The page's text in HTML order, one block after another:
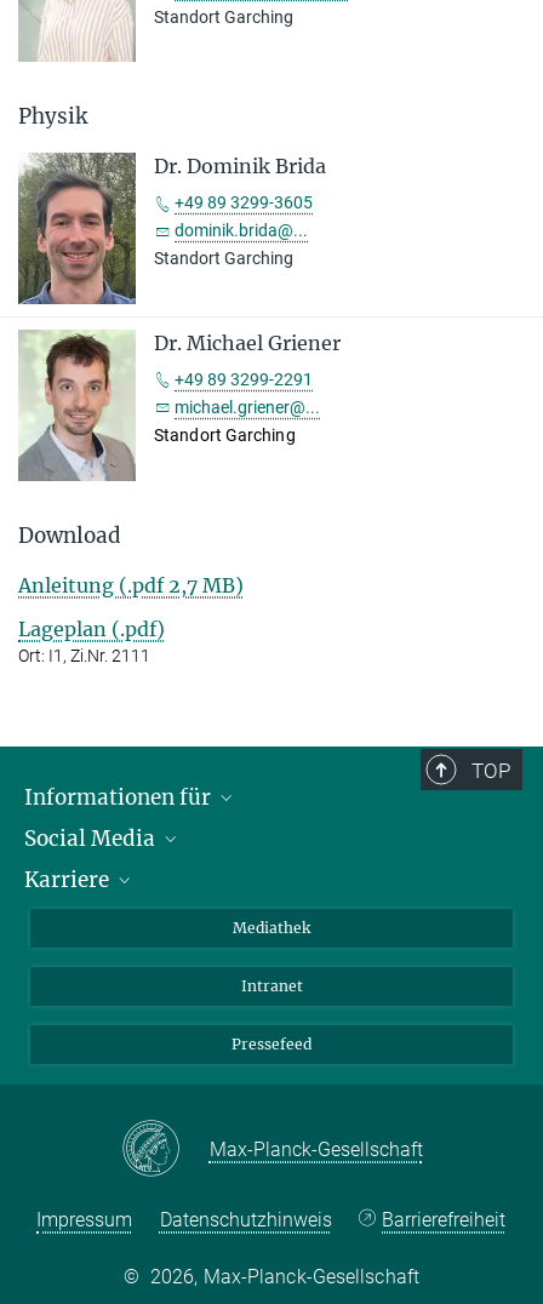
Standort Garching
Physik
Dr. Dominik Brida
+49 89 3299-3605
dominik.brida@...
Standort Garching
Dr. Michael Griener
+49 89 3299-2291
michael.griener@...
Standort Garching
Download
Anleitung (.pdf 2,7 MB)
Lageplan (.pdf)
Ort: I1, Zi.Nr. 2111
TOP
Informationen für
Journalisten
Schule
Social Media
LinkedIn
Karriere
Mediathek
Intranet
Pressefeed
Max-Planck-Gesellschaft
Impressum Datenschutzhinweis Barrierefreiheit
© 2026, Max-Planck-Gesellschaft